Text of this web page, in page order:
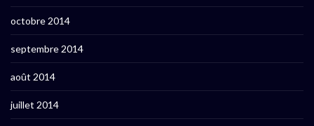
octobre 2014
septembre 2014
août 2014
juillet 2014